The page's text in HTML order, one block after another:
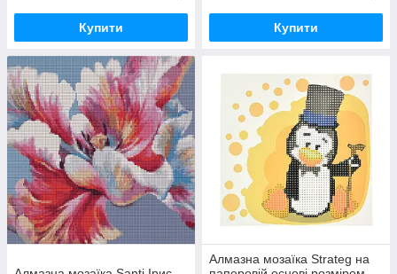
Купити Купити
Алмазна мозаїка Strateg на